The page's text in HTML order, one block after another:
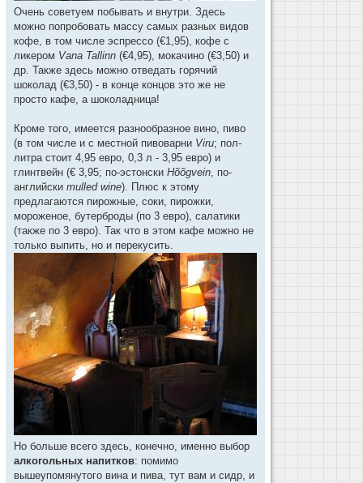
Очень советуем побывать и внутри. Здесь
можно попробовать массу самых разных видов
кофе, в том числе эспрессо (€1,95), кофе с
ликером Vana Tallinn (€4,95), мокачино (€3,50) и
др. Также здесь можно отведать горячий
шоколад (€3,50) - в конце концов это же не
просто кафе, а шоколадница!
Кроме того, имеется разнообразное вино, пиво
(в том числе и с местной пивоварни Viru; пол-
литра стоит 4,95 евро, 0,3 л - 3,95 евро) и
глинтвейн (€ 3,95; по-эстонски Hõõgvein, по-
английски mulled wine). Плюс к этому
предлагаются пирожные, соки, пирожки,
мороженое, бутерброды (по 3 евро), салатики
(также по 3 евро). Так что в этом кафе можно не
только выпить, но и перекусить.
Но больше всего здесь, конечно, именно выбор
алкогольных напитков: помимо
вышеупомянутого вина и пива, тут вам и сидр, и